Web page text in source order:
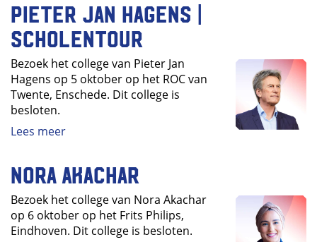
Pieter Jan Hagens |
Scholentour
Bezoek het college van Pieter Jan
Hagens op 5 oktober op het ROC van
Twente, Enschede. Dit college is
besloten.
Lees meer
Nora Akachar
Bezoek het college van Nora Akachar
op 6 oktober op het Frits Philips,
Eindhoven. Dit college is besloten.